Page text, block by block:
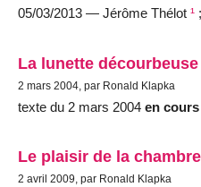
05/03/2013 — Jérôme Thélot ¹
La lunette décourbeuse
2 mars 2004, par Ronald Klapka
texte du 2 mars 2004 en
Le plaisir de la
2 avril 2009, par Ronald Klapka